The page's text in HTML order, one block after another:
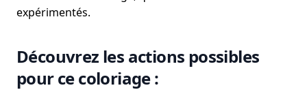
expérimentés.
Découvrez les actions possibles
pour ce coloriage :